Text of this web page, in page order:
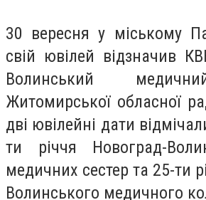
30 вересня у міському
свій ювілей відзначив
Волинський
Житомирської обласної
дві ювілейні дати
ти річчя Новоград-
медичних сестер та 25-ти
Волинського медичного